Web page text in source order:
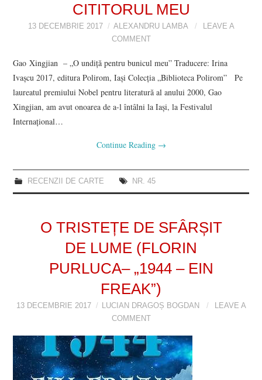
CITITORUL MEU
13 DECEMBRIE 2017 ALEXANDRU LAMBA
LEAVE A
COMMENT
Gao Xingjian – „O undiță pentru bunicul meu” Traducere: Irina
Ivaşcu 2017, editura Polirom, Iași Colecția „Biblioteca Polirom” Pe
laureatul premiului Nobel pentru literatură al anului 2000, Gao
Xingjian, am avut onoarea de a-l întâlni la Iași, la Festivalul
Internațional…
Continue Reading →
RECENZII DE CARTE NR. 45
O TRISTEȚE DE SFÂRȘIT
DE LUME (FLORIN
PURLUCA– „1944 – EIN
FREAK”)
13 DECEMBRIE 2017 LUCIAN DRAGOȘ BOGDAN
LEAVE A
COMMENT